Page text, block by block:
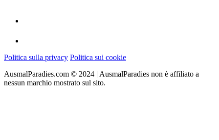
Politica sulla privacy Politica sui cookie
AusmalParadies.com © 2024 | AusmalParadies non è affiliato a
nessun marchio mostrato sul sito.